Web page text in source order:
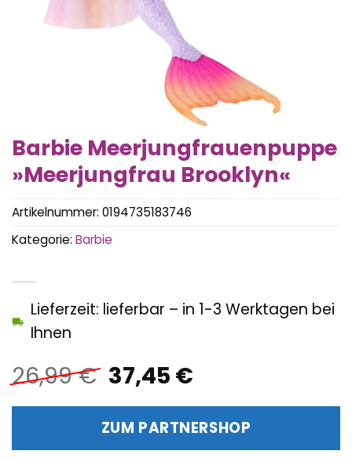
Barbie Meerjungfrauenpuppe
»Meerjungfrau Brooklyn«
26,99€ Ursprünglicher
Preis
war:
26,99 €
37,45 €Aktueller
ist:
37,45 €.
Lieferzeit: lieferbar – in 1-3 Werktagen bei
Ihnen
ZUM PARTNERSHOP
Artikelnummer: 0194735183746
Kategorie: Barbie